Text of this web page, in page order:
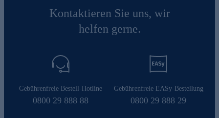
Kontaktieren Sie uns, wir
helfen gerne.
Gebührenfreie Bestell-Hotline
0800 29 888 88
Gebührenfreie EASy-Bestellung
0800 29 888 29